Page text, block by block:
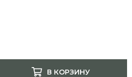
В КОРЗИНУ